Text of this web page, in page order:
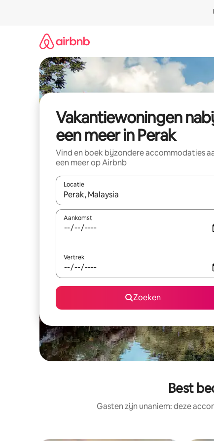
Vakantiewoningen
een meer in Perak
Vind en boek bijzondere accommodaties
een meer op Airbnb
Locatie
Wanneer er suggesties beschikbaar zijn,
Aankomst
Vertrek
Zoeken
Best
Gasten zijn unaniem: deze